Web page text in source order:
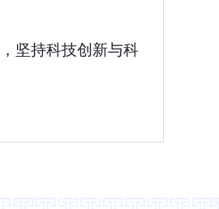
坚持科技创新与科